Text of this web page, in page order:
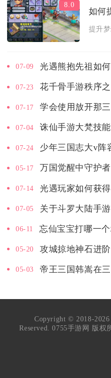
8.0
如何
提升
07-09 光遇熊抱先祖如
07-23 花千骨手游秩序
07-17 学会使用放开那
07-04 诛仙手游大梵技
07-24 少年三国志大v阵
05-17 万国觉醒中守护
07-14 光遇玩家如何获
07-05 关于斗罗大陆手
06-11 忘仙宝宝打哪一
05-20 攻城掠地神石进
05-03 帝王三国韩嵩在
Copyright © 2018-
Reserved. 0755手游网 版权